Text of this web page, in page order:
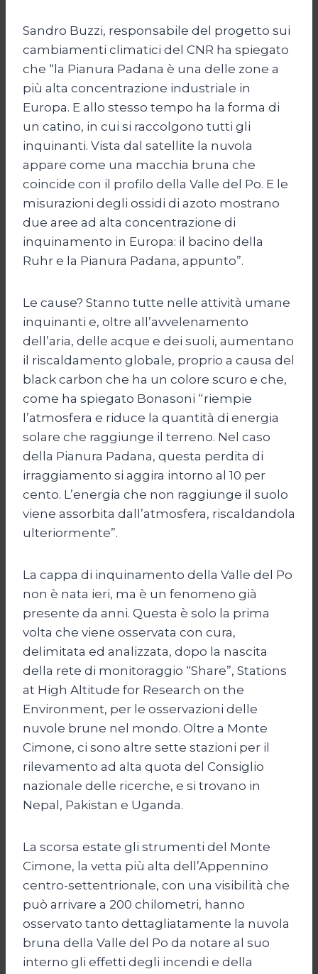
Sandro Buzzi, responsabile del progetto sui
cambiamenti climatici del CNR ha spiegato
che “la Pianura Padana è una delle zone a
più alta concentrazione industriale in
Europa. E allo stesso tempo ha la forma di
un catino, in cui si raccolgono tutti gli
inquinanti. Vista dal satellite la nuvola
appare come una macchia bruna che
coincide con il profilo della Valle del Po. E le
misurazioni degli ossidi di azoto mostrano
due aree ad alta concentrazione di
inquinamento in Europa: il bacino della
Ruhr e la Pianura Padana, appunto”.
Le cause? Stanno tutte nelle attività umane
inquinanti e, oltre all’avvelenamento
dell’aria, delle acque e dei suoli, aumentano
il riscaldamento globale, proprio a causa del
black carbon che ha un colore scuro e che,
come ha spiegato Bonasoni “riempie
l’atmosfera e riduce la quantità di energia
solare che raggiunge il terreno. Nel caso
della Pianura Padana, questa perdita di
irraggiamento si aggira intorno al 10 per
cento. L’energia che non raggiunge il suolo
viene assorbita dall’atmosfera, riscaldandola
ulteriormente”.
La cappa di inquinamento della Valle del Po
non è nata ieri, ma è un fenomeno già
presente da anni. Questa è solo la prima
volta che viene osservata con cura,
delimitata ed analizzata, dopo la nascita
della rete di monitoraggio “Share”, Stations
at High Altitude for Research on the
Environment, per le osservazioni delle
nuvole brune nel mondo. Oltre a Monte
Cimone, ci sono altre sette stazioni per il
rilevamento ad alta quota del Consiglio
nazionale delle ricerche, e si trovano in
Nepal, Pakistan e Uganda.
La scorsa estate gli strumenti del Monte
Cimone, la vetta più alta dell’Appennino
centro-settentrionale, con una visibilità che
può arrivare a 200 chilometri, hanno
osservato tanto dettagliatamente la nuvola
bruna della Valle del Po da notare al suo
interno gli effetti degli incendi e della